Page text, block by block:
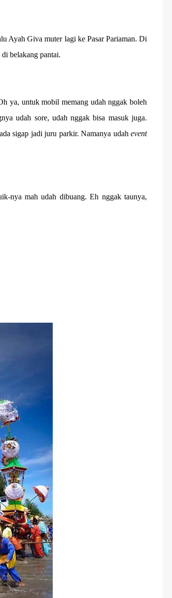
Ayah Giva muter lagi ke Pasar Pariaman. Di
belakang pantai.
ya, untuk mobil memang udah nggak boleh
udah sore, udah nggak bisa masuk juga.
sigap jadi juru parkir. Namanya udah event
nya mah udah dibuang. Eh nggak taunya,